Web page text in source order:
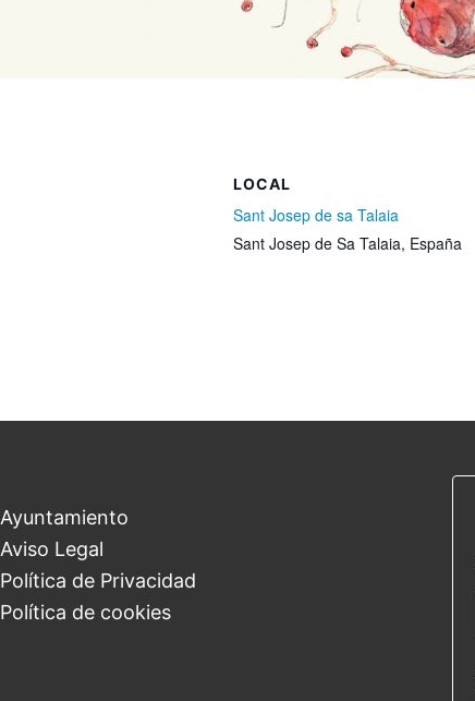
LOCAL
Sant Josep de sa Talaia
Sant Josep de Sa Talaia, España
Ayuntamiento
Aviso Legal
Política de Privacidad
Política de cookies